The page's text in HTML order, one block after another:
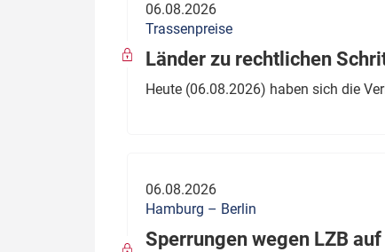
06.08.2026
Trassenpreise
Länder zu rechtlichen
Heute (06.08.2026) haben sich die
06.08.2026
Hamburg – Berlin
Sperrungen wegen LZB